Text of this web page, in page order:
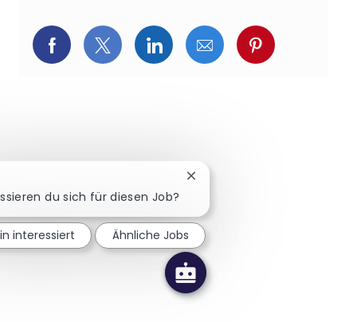
Über Facebook teilen
Über Twitter teilen
Über LinkedIn teilen
Über E-Mail teilen
Über
du sich für diesen Job?
Chatbot-Benachrichtigung
interessiert Ähnliche Jobs